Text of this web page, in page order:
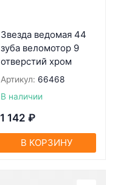
Звезда ведомая 44
зуба веломотор 9
отверстий хром
Артикул: 66468
В наличии
1 142 ₽
В КОРЗИНУ